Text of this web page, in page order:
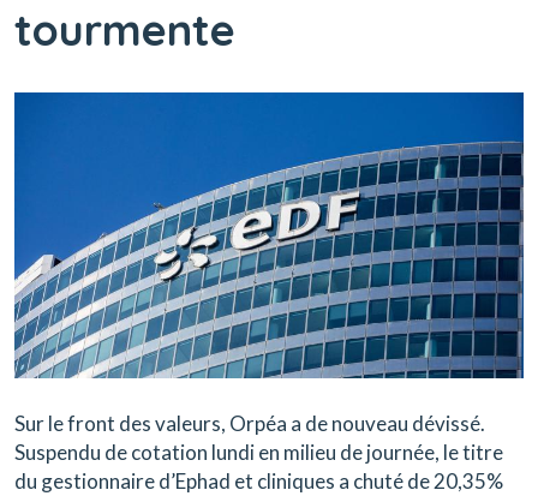
tourmente
Sur le front des valeurs, Orpéa a de nouveau dévissé.
Suspendu de cotation lundi en milieu de journée, le titre
du gestionnaire d’Ephad et cliniques a chuté de 20,35%